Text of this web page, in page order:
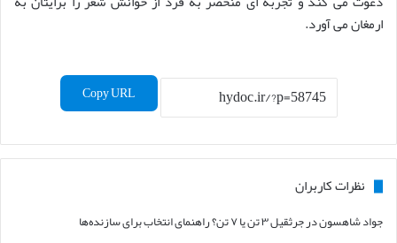
ارمغان می آورد.
Copy URL
نظرات کاربران
جواد شاهسوندرجرثقیل ۳ تن یا ۷ تن؟ راهنمای انتخاب برای سازنده‌ها